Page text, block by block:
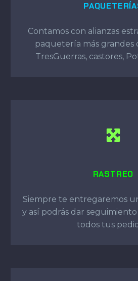
Contamos con alianzas
paquetería más grandes
TresGuerras, castores,
RASTREO
Siempre te entregaremos
y así podrás dar
todos tus